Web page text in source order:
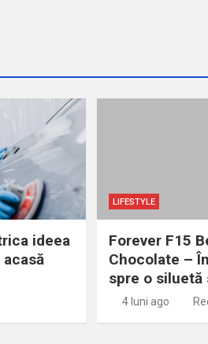
ideea
LIFESTYLE
Forever F15
Chocolate –
spre o siluetă
4 luni ago